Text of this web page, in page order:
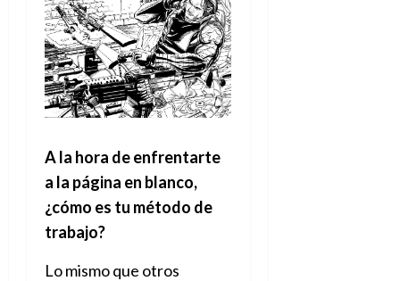
A la hora de enfrentarte
a la página en blanco,
¿cómo es tu método de
trabajo?
Lo mismo que otros